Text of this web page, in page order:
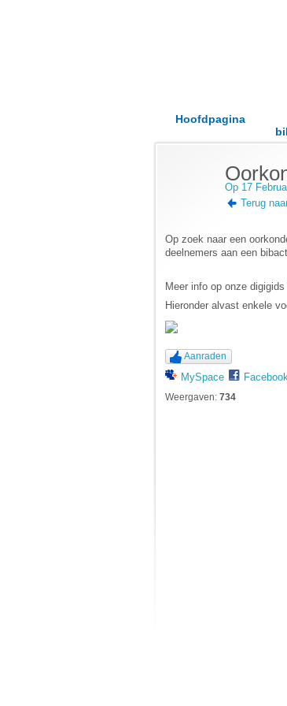
Hoofdpagina
Op 17
Terug
Op zoek naar een
deelnemers aan een
Meer info op onze digigids
Hieronder alvast enkele
Aanraden
MySpace Facebook
Weergaven: 734